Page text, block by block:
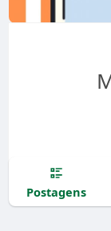
Postagens